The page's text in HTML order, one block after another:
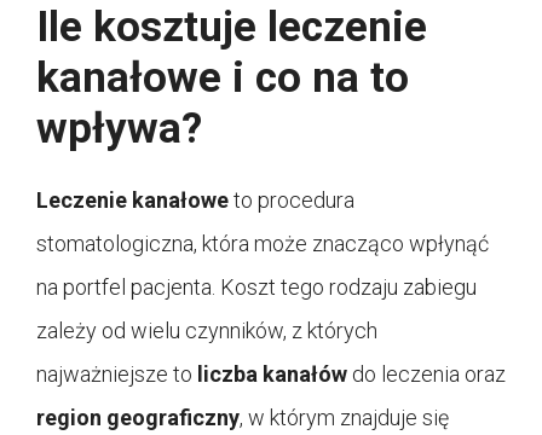
Ile kosztuje leczenie
kanałowe i co na to
wpływa?
Leczenie kanałoweto procedura
stomatologiczna, która może znacząco wpłynąć
na portfel pacjenta. Koszt tego rodzaju zabiegu
zależy od wielu czynników, z których
najważniejsze to liczba kanałów do leczenia oraz
region geograficzny, w którym znajduje się